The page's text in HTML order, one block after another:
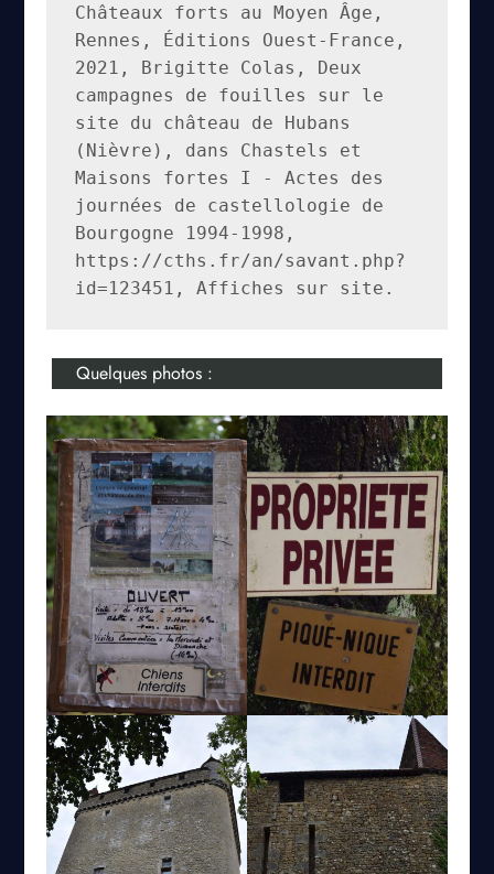
Châteaux forts au Moyen Âge,
Rennes, Éditions Ouest-France,
2021, Brigitte Colas, Deux
campagnes de fouilles sur le
site du château de Hubans
(Nièvre), dans Chastels et
Maisons fortes I - Actes des
journées de castellologie de
Bourgogne 1994-1998,
https://cths.fr/an/savant.php?
id=123451, Affiches sur site.
Quelques photos :